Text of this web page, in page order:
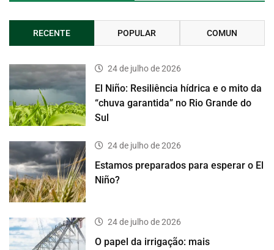
RECENTE POPULAR COMUN
24 de julho de 2026
El Niño: Resiliência hídrica e o mito da
“chuva garantida” no Rio Grande do
Sul
24 de julho de 2026
Estamos preparados para esperar o El
Niño?
24 de julho de 2026
O papel da irrigação: mais